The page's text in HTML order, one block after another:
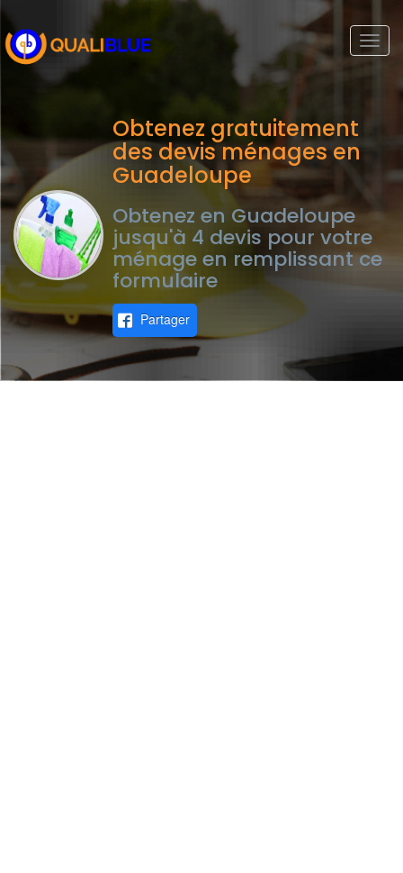
Obtenez gratuitement
des devis ménages en
Guadeloupe
Obtenez en Guadeloupe
jusqu'à 4 devis pour votre
ménage en remplissant ce
formulaire
Partager